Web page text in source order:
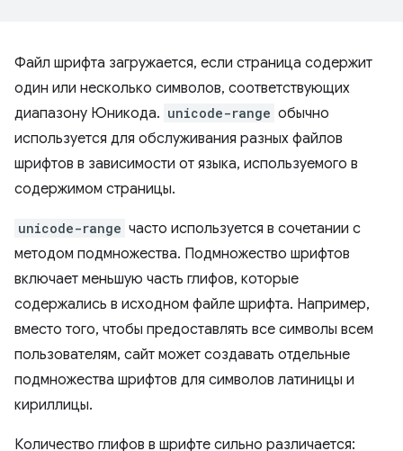
Файл шрифта загружается, если страница содержит
один или несколько символов, соответствующих
диапазону Юникода. unicode-range обычно
используется для обслуживания разных файлов
шрифтов в зависимости от языка, используемого в
содержимом страницы.
unicode-range часто используется в сочетании с
методом подмножества. Подмножество шрифтов
включает меньшую часть глифов, которые
содержались в исходном файле шрифта. Например,
вместо того, чтобы предоставлять все символы всем
пользователям, сайт может создавать отдельные
подмножества шрифтов для символов латиницы и
кириллицы.
Количество глифов в шрифте сильно различается: